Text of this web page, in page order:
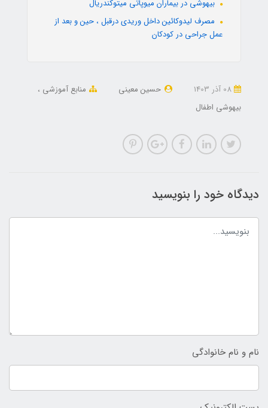
بيهوشی در بیماران ميوپاتی میتوکندریال
مصرف لیدوکائین داخل وریدی درقبل ، حین و بعد از
عمل جراحی در کودکان
حسین معینی
منابع آموزشی
بیهوشی اطفال
دیدگاه خود را بنویسید
نام و نام خانوادگی